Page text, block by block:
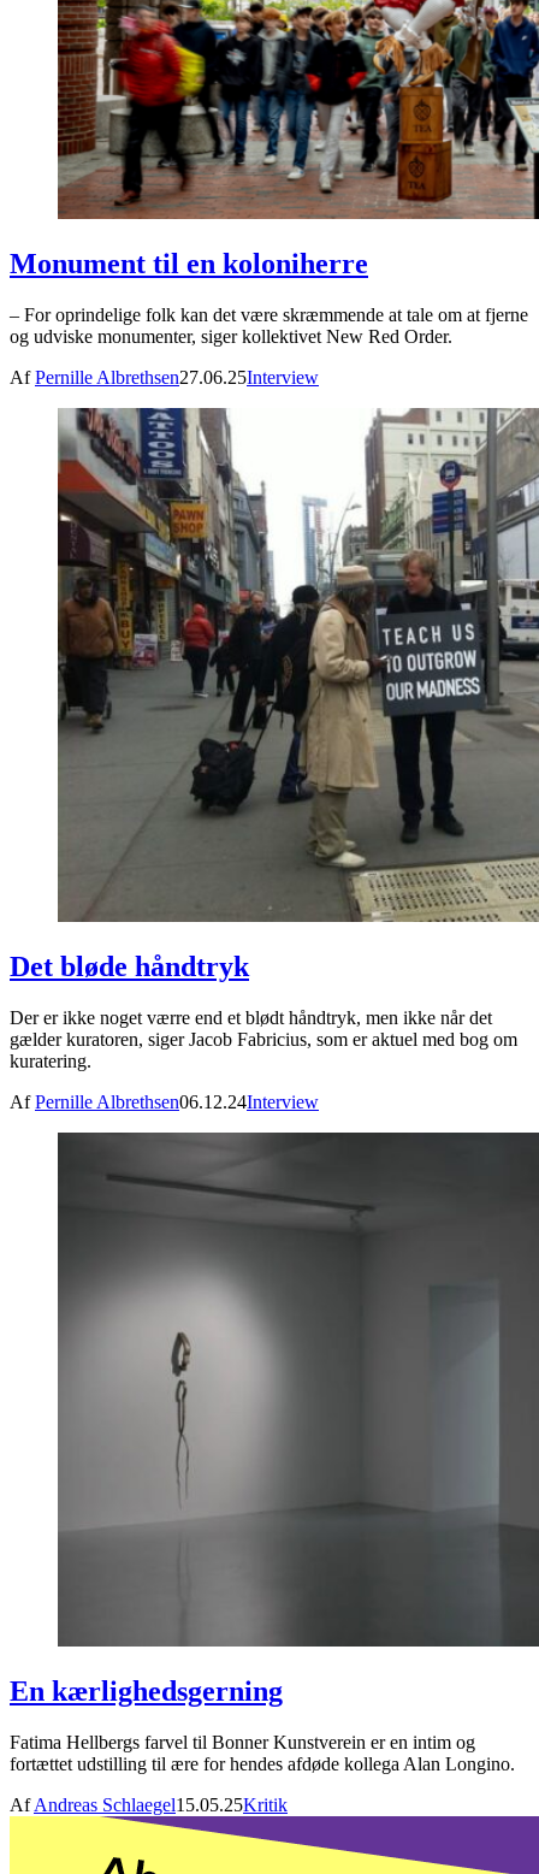
Monument til en koloniherre
– For oprindelige folk kan det være skræmmende at tale om at fjerne
og udviske monumenter, siger kollektivet New Red Order.
AfPernille Albrethsen27.06.25Interview
Det bløde håndtryk
Der er ikke noget værre end et blødt håndtryk, men ikke når det
gælder kuratoren, siger Jacob Fabricius, som er aktuel med bog om
kuratering.
AfPernille Albrethsen06.12.24Interview
En kærlighedsgerning
Fatima Hellbergs farvel til Bonner Kunstverein er en intim og
fortættet udstilling til ære for hendes afdøde kollega Alan Longino.
AfAndreas Schlaegel15.05.25Kritik